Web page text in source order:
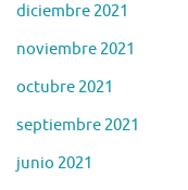
diciembre 2021
noviembre 2021
octubre 2021
septiembre 2021
junio 2021